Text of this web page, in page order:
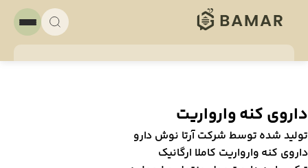
کنه وارواریت
شده توسط شرکت آرتا نوش دارو
کنه وارواریت کاملا ارگانیک